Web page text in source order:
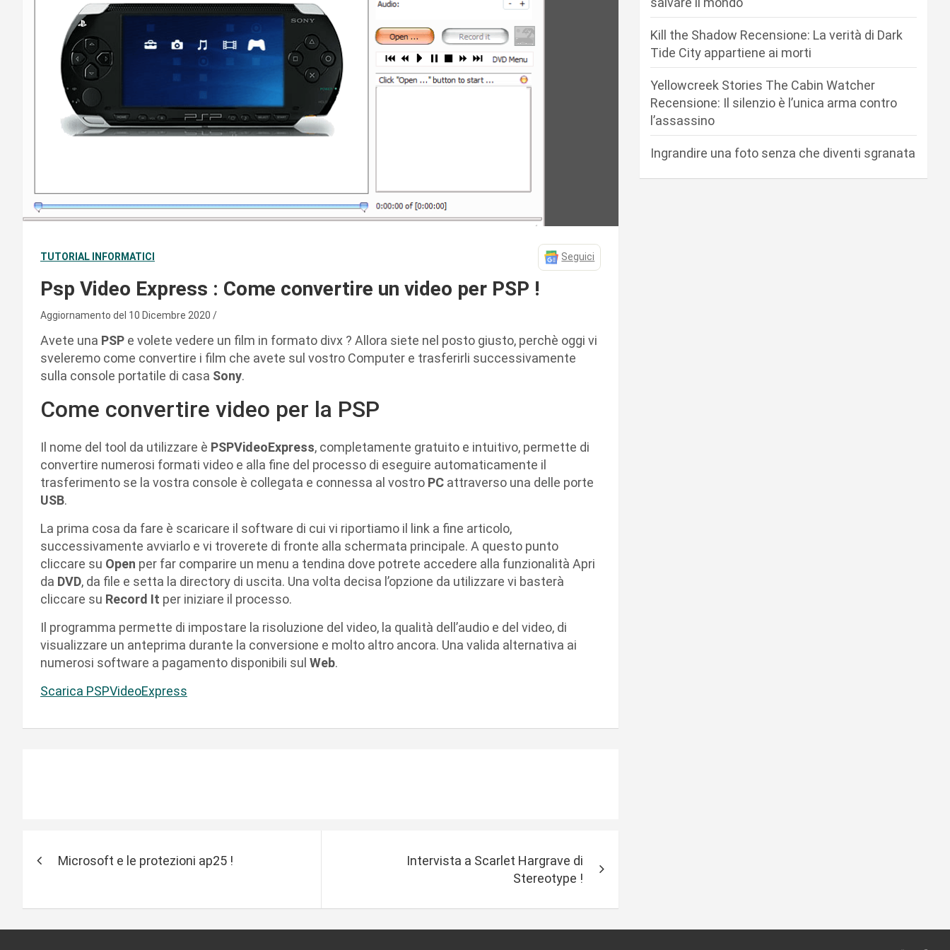
TUTORIAL INFORMATICI Seguici
Psp Video Express : Come convertire un video per PSP !
Aggiornamento del 10 Dicembre 2020
Avete una PSP e volete vedere un film in formato divx ? Allora siete nel posto giusto, perchè oggi vi
sveleremo come convertire i film che avete sul vostro Computer e trasferirli successivamente
sulla console portatile di casa Sony.
Come convertire video per la PSP
Il nome del tool da utilizzare è PSPVideoExpress, completamente gratuito e intuitivo, permette di
convertire numerosi formati video e alla fine del processo di eseguire automaticamente il
trasferimento se la vostra console è collegata e connessa al vostro PC attraverso una delle porte
USB.
La prima cosa da fare è scaricare il software di cui vi riportiamo il link a fine articolo,
successivamente avviarlo e vi troverete di fronte alla schermata principale. A questo punto
cliccare su Open per far comparire un menu a tendina dove potrete accedere alla funzionalità Apri
da DVD, da file e setta la directory di uscita. Una volta decisa l’opzione da utilizzare vi basterà
cliccare su Record It per iniziare il processo.
Il programma permette di impostare la risoluzione del video, la qualità dell’audio e del video, di
visualizzare un anteprima durante la conversione e molto altro ancora. Una valida alternativa ai
numerosi software a pagamento disponibili sul Web.
Scarica PSPVideoExpress
v
i
Microsoft e le protezioni ap25 !
Intervista a Scarlet Hargrave di
Stereotype !
Kill the Shadow Recensione: La verità di Dark
Tide City appartiene ai morti
Yellowcreek Stories The Cabin Watcher
Recensione: Il silenzio è l’unica arma contro
l’assassino
Ingrandire una foto senza che diventi sgranata